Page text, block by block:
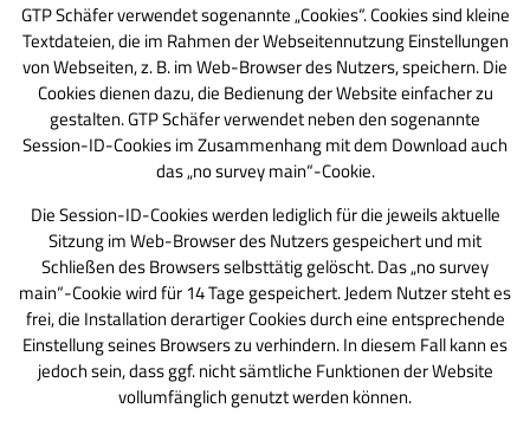
GTP Schäfer verwendet sogenannte „Cookies“. Cookies sind kleine
Textdateien, die im Rahmen der Webseitennutzung Einstellungen
von Webseiten, z. B. im Web-Browser des Nutzers, speichern. Die
Cookies dienen dazu, die Bedienung der Website einfacher zu
gestalten. GTP Schäfer verwendet neben den sogenannte
Session-ID-Cookies im Zusammenhang mit dem Download auch
das „no survey main“-Cookie.
Die Session-ID-Cookies werden lediglich für die jeweils aktuelle
Sitzung im Web-Browser des Nutzers gespeichert und mit
Schließen des Browsers selbsttätig gelöscht. Das „no survey
main“-Cookie wird für 14 Tage gespeichert. Jedem Nutzer steht es
frei, die Installation derartiger Cookies durch eine entsprechende
Einstellung seines Browsers zu verhindern. In diesem Fall kann es
jedoch sein, dass ggf. nicht sämtliche Funktionen der Website
vollumfänglich genutzt werden können.